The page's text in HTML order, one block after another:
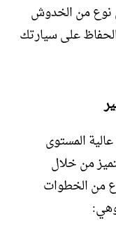
نوع من الخدوش
على سيارتك
المستوى
من خلال
من الخطوات